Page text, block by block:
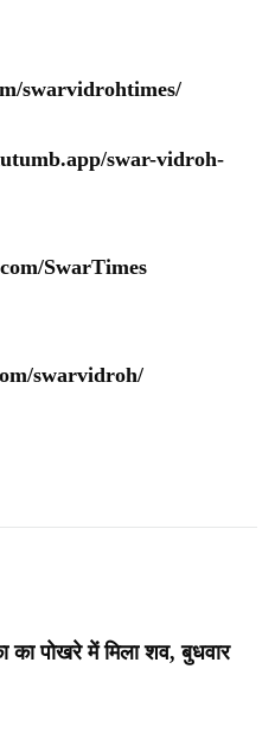
swarvidrohtimes/
swar-vidroh-
SwarTimes
swarvidroh/
का पोखरे में मिला शव, बुधवार